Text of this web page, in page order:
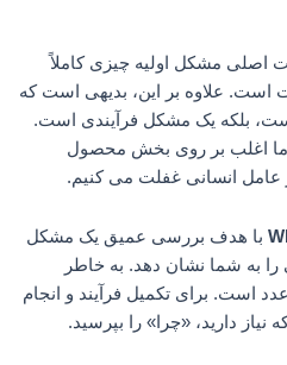
اصلی مشکل اولیه چیزی کاملاً
است. علاوه بر این، بدیهی است که
بلکه یک مشکل فرآیندی است.
اغلب بر روی بخش محصول
انسانی غفلت می کنیم.
با هدف بررسی عمیق یک مشکل
به شما نشان دهد. به خاطر
فقط یک عدد است. برای تکمیل فرآیند و انجام
دارید، «چرا» را بپرسید.